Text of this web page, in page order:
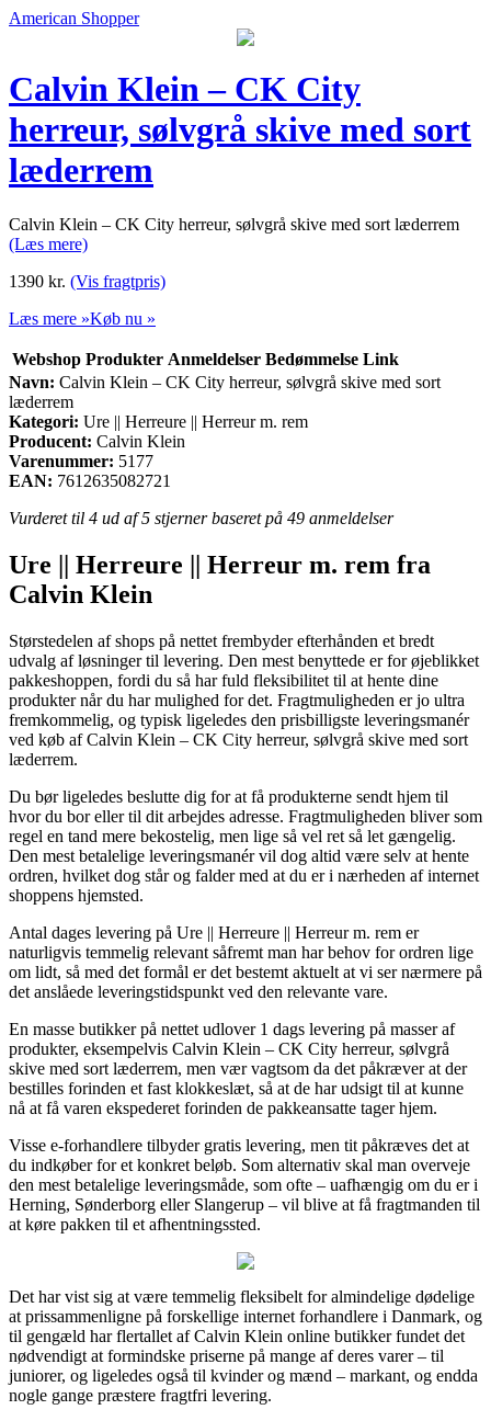
American Shopper
Calvin Klein – CK City
herreur, sølvgrå skive med sort
læderrem
Calvin Klein – CK City herreur, sølvgrå skive med sort læderrem
(Læs mere)
1390 kr. (Vis fragtpris)
Læs mere »Køb nu »
Webshop Produkter Anmeldelser Bedømmelse Link
Navn: Calvin Klein – CK City herreur, sølvgrå skive med sort
læderrem
Kategori: Ure || Herreure || Herreur m. rem
Producent: Calvin Klein
Varenummer: 5177
EAN: 7612635082721
Vurderet til 4 ud af 5 stjerner baseret på 49 anmeldelser
Ure || Herreure || Herreur m. rem fra
Calvin Klein
Størstedelen af shops på nettet frembyder efterhånden et bredt
udvalg af løsninger til levering. Den mest benyttede er for øjeblikket
pakkeshoppen, fordi du så har fuld fleksibilitet til at hente dine
produkter når du har mulighed for det. Fragtmuligheden er jo ultra
fremkommelig, og typisk ligeledes den prisbilligste leveringsmanér
ved køb af Calvin Klein – CK City herreur, sølvgrå skive med sort
læderrem.
Du bør ligeledes beslutte dig for at få produkterne sendt hjem til
hvor du bor eller til dit arbejdes adresse. Fragtmuligheden bliver som
regel en tand mere bekostelig, men lige så vel ret så let gængelig.
Den mest betalelige leveringsmanér vil dog altid være selv at hente
ordren, hvilket dog står og falder med at du er i nærheden af internet
shoppens hjemsted.
Antal dages levering på Ure || Herreure || Herreur m. rem er
naturligvis temmelig relevant såfremt man har behov for ordren lige
om lidt, så med det formål er det bestemt aktuelt at vi ser nærmere på
det anslåede leveringstidspunkt ved den relevante vare.
En masse butikker på nettet udlover 1 dags levering på masser af
produkter, eksempelvis Calvin Klein – CK City herreur, sølvgrå
skive med sort læderrem, men vær vagtsom da det påkræver at der
bestilles forinden et fast klokkeslæt, så at de har udsigt til at kunne
nå at få varen ekspederet forinden de pakkeansatte tager hjem.
Visse e-forhandlere tilbyder gratis levering, men tit påkræves det at
du indkøber for et konkret beløb. Som alternativ skal man overveje
den mest betalelige leveringsmåde, som ofte – uafhængig om du er i
Herning, Sønderborg eller Slangerup – vil blive at få fragtmanden til
at køre pakken til et afhentningssted.
Det har vist sig at være temmelig fleksibelt for almindelige dødelige
at prissammenligne på forskellige internet forhandlere i Danmark, og
til gengæld har flertallet af Calvin Klein online butikker fundet det
nødvendigt at formindske priserne på mange af deres varer – til
juniorer, og ligeledes også til kvinder og mænd – markant, og endda
nogle gange præstere fragtfri levering.